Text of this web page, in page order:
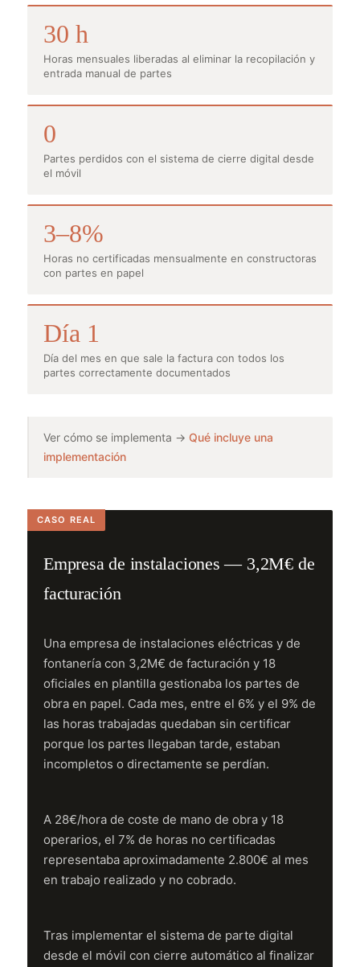
30 h
Horas mensuales liberadas al eliminar la recopilación y
entrada manual de partes
0
Partes perdidos con el sistema de cierre digital desde
el móvil
3–8%
Horas no certificadas mensualmente en constructoras
con partes en papel
Día 1
Día del mes en que sale la factura con todos los
partes correctamente documentados
Ver cómo se implementa → Qué incluye una
implementación
Empresa de instalaciones — 3,2M€ de
facturación
Una empresa de instalaciones eléctricas y de
fontanería con 3,2M€ de facturación y 18
oficiales en plantilla gestionaba los partes de
obra en papel. Cada mes, entre el 6% y el 9% de
las horas trabajadas quedaban sin certificar
porque los partes llegaban tarde, estaban
incompletos o directamente se perdían.
A 28€/hora de coste de mano de obra y 18
operarios, el 7% de horas no certificadas
representaba aproximadamente 2.800€ al mes
en trabajo realizado y no cobrado.
Tras implementar el sistema de parte digital
desde el móvil con cierre automático al finalizar